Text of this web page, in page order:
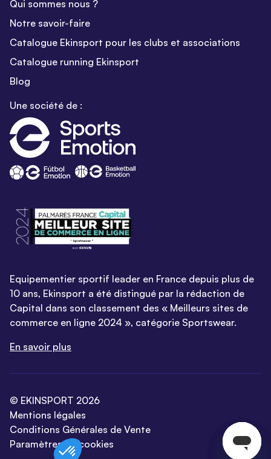
Qui sommes nous ?
Notre savoir-faire
Catalogue Ekinsport pour les clubs et associations
Catalogue running Ekinsport
Blog
Une société de :
Equipementier sportif leader en France depuis plus de
10 ans, Ekinsport a été distingué par la rédaction de
Capital dans son classement des « Meilleurs sites de
commerce en ligne 2024 », catégorie Sportswear.
En savoir plus
© EKINSPORT 2026
Mentions légales
Conditions Générales de Vente
Paramètres de cookies